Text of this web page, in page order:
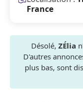
France
Désolé, ZÉlia
D'autres
plus bas, sont